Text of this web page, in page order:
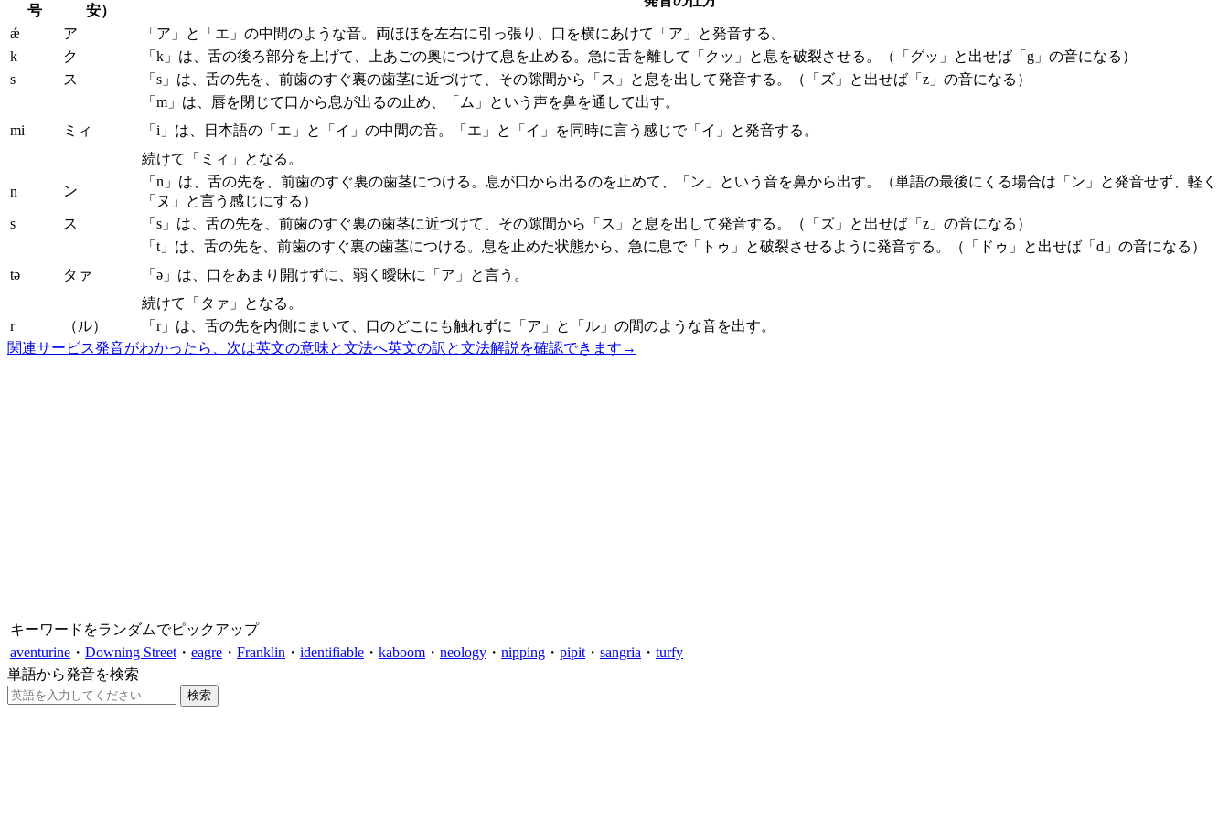
号 安）
ǽ ア
「ア」と「エ」の中間のような音。両ほほを左右に引っ張り、口を横にあけて「ア」と発音する。
k
ク
「k」は、舌の後ろ部分を上げて、上あごの奥につけて息を止める。急に舌を離して「クッ」と息を破裂させる。（「グッ」と出せば「g」の音になる）
s
ス 「s」は、舌の先を、前歯のすぐ裏の歯茎に近づけて、その隙間から「ス」と息を出して発音する。（「ズ」と出せば「z」の音になる）
mi ミィ
「m」は、唇を閉じて口から息が出るの止め、「ム」という声を鼻を通して出す。
「i」は、日本語の「エ」と「イ」の中間の音。「エ」と「イ」を同時に言う感じで「イ」と発音する。
続けて「ミィ」となる。
n ン
「n」は、舌の先を、前歯のすぐ裏の歯茎につける。息が口から出るのを止めて、「ン」という音を鼻から出す。（単語の最後にくる場合は「ン」と発音せず、軽く
「ヌ」と言う感じにする）
s
ス 「s」は、舌の先を、前歯のすぐ裏の歯茎に近づけて、その隙間から「ス」と息を出して発音する。（「ズ」と出せば「z」の音になる）
tə タァ
「t」は、舌の先を、前歯のすぐ裏の歯茎につける。息を止めた状態から、急に息で「トゥ」と破裂させるように発音する。（「ドゥ」と出せば「d」の音になる）
「ə」は、口をあまり開けずに、弱く曖昧に「ア」と言う。
続けて「タァ」となる。
r
（ル）
「r」は、舌の先を内側にまいて、口のどこにも触れずに「ア」と「ル」の間のような音を出す。
関連サービス発音がわかったら、次は英文の意味と文法へ英文の訳と文法解説を確認できます →
キーワードをランダムでピックアップ
aventurine ・ Downing Street ・ eagre ・ Franklin ・ identifiable ・ kaboom ・ neology ・ nipping ・ pipit ・ sangria ・ turfy
単語から発音を検索